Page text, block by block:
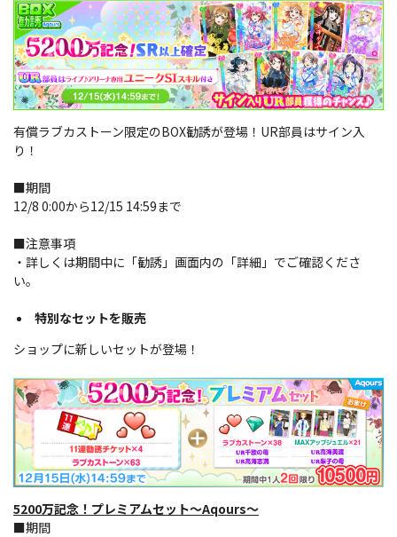
有償ラブカストーン限定のBOX勧誘が登場！ UR部員はサイン入
り！
■期間
12/8 0:00から12/15 14:59まで
■注意事項
・詳しくは期間中に「勧誘」画面内の「詳細」でご確認くださ
い。
特別なセットを販売
ショップに新しいセットが登場！
5200万記念！プレミアムセット～Aqours～
■期間